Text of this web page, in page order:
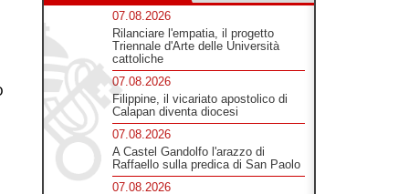
07.08.2026
Rilanciare l'empatia, il progetto
Triennale d'Arte delle Università
cattoliche
07.08.2026
Filippine, il vicariato apostolico di
Calapan diventa diocesi
07.08.2026